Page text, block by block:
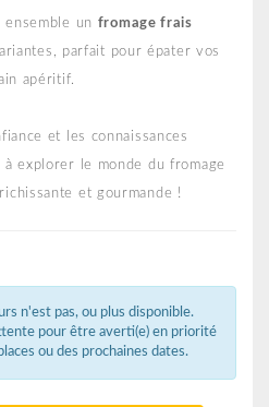
un fromage frais
parfait pour épater vos
apéritif.
et les connaissances
explorer le monde du fromage
et gourmande !
n'est pas, ou plus disponible.
pour être averti(e) en priorité
ou des prochaines dates.